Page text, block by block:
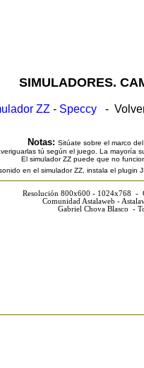
SIMULADORES.
ZZ - Speccy -
Notas: Sitúate sobre el marco
tú según el juego. La mayoría
El simulador ZZ puede que no
en el simulador ZZ, instala el plugin
Resolución 800x600 - 1024x768 -
Comunidad Astalaweb -
Gabriel Chova Blasco -